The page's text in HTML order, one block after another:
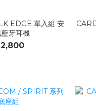
EDGE 單入組 安
牙耳機